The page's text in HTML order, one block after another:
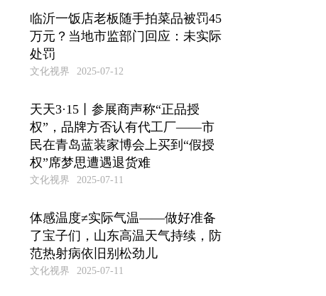
临沂一饭店老板随手拍菜品被罚45
万元？当地市监部门回应：未实际
处罚
文化视界 2025-07-12
天天3·15丨参展商声称“正品授
权”，品牌方否认有代工厂——市
民在青岛蓝装家博会上买到“假授
权”席梦思遭遇退货难
文化视界 2025-07-11
体感温度≠实际气温——做好准备
了宝子们，山东高温天气持续，防
范热射病依旧别松劲儿
文化视界 2025-07-11